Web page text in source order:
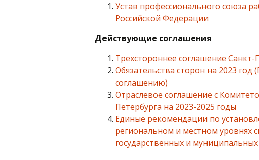
Устав профессионального союза
Российской Федерации
Действующие соглашения
Трехстороннее соглашение Санкт-
Обязательства сторон на 2023
соглашению)
Отраслевое соглашение с
Петербурга на 2023-2025 годы
Единые рекомендации по
региональном и местном уровнях
государственных и